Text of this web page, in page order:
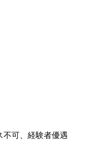
不可、経験者優遇